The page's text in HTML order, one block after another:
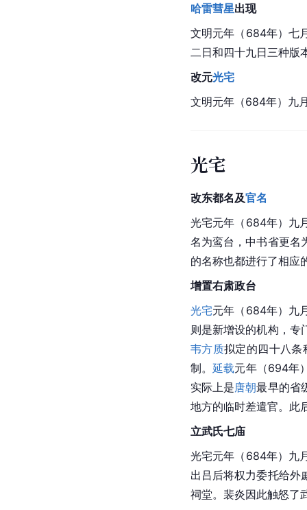
哈雷彗星出现
文明元年（684年）七
二日和四十九日三种版
改元光宅
文明元年（684年）九
光宅
改东都名及官名
光宅元年（684年）九
名为鸾台，中书省更名
的名称也都进行了相应
增置右肃政台
光宅元年（684年）九
则是新增设的机构，专
韦方质拟定的四十八条
制。延载元年（694年
实际上是唐朝最早的省
地方的临时差遣官。此
立武氏七庙
光宅元年（684年）九
出吕后将权力委托给外
祠堂。裴炎因此触怒了